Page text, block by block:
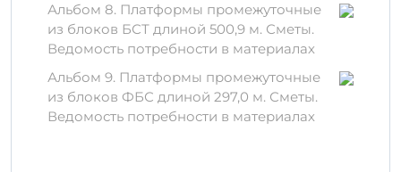
Цемент — обеспечивает прочность.
Песок — придает необходимую
консистенцию.
Щебень — увеличивает устойчивость к
механическим нагрузкам.
Альбом 8. Платформы промежуточные
из блоков БСТ длиной 500,9 м. Сметы.
Ведомость потребности в материалах
Альбом 9. Платформы промежуточные
из блоков ФБС длиной 297,0 м. Сметы.
Ведомость потребности в материалах